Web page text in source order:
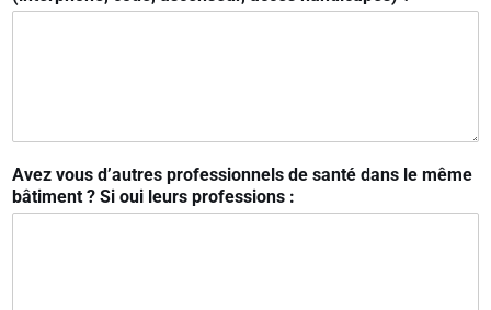
Avez vous d’autres professionnels de santé dans le même
bâtiment ? Si oui leurs professions :